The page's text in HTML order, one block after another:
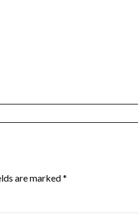
are marked*